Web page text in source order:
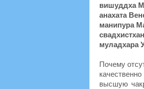
вишуддха
анахата
манипура
муладхара
Почему
высшую